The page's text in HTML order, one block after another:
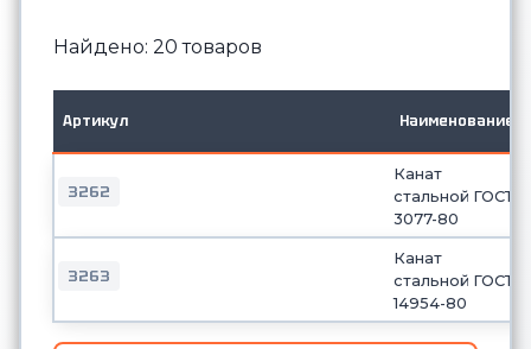
Найдено: 20 товаров
Артикул Наименование
3262
Канат
стальной ГОСТ
3077-80
3263
Канат
стальной ГОСТ
14954-80